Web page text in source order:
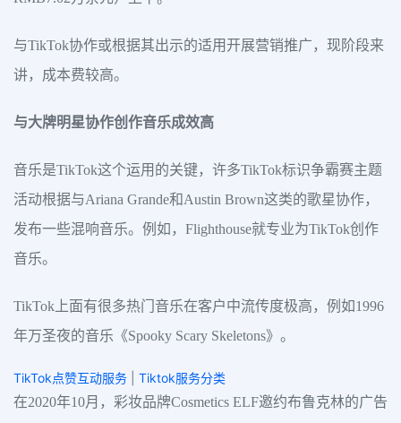
与TikTok协作或根据其出示的适用开展营销推广，现阶段来
讲，成本费较高。
与大牌明星协作创作音乐成效高
音乐是TikTok这个运用的关键，许多TikTok标识争霸赛主题
活动根据与Ariana Grande和Austin Brown这类的歌星协作，
发布一些混响音乐。例如，Flighthouse就专业为TikTok创作
音乐。
TikTok上面有很多热门音乐在客户中流传度极高，例如1996
年万圣夜的音乐《Spooky Scary Skeletons》。
TikTok点赞互动服务
Tiktok服务分类
在2020年10月，彩妆品牌Cosmetics ELF邀约布鲁克林的广告